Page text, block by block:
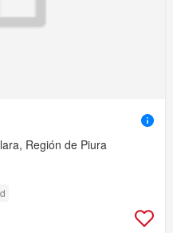
Región de Piura